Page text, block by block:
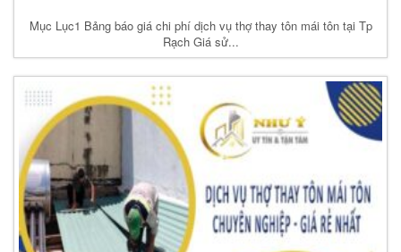
Mục Lục1 Bảng báo giá chi phí dịch vụ thợ thay tôn mái tôn tại Tp
Rạch Giá sử...